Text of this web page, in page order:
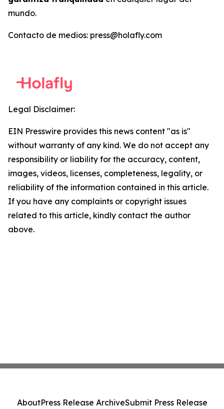
mundo.
Contacto de medios: press@holafly.com
Legal Disclaimer:
EIN Presswire provides this news content "as is"
without warranty of any kind. We do not accept any
responsibility or liability for the accuracy, content,
images, videos, licenses, completeness, legality, or
reliability of the information contained in this article.
If you have any complaints or copyright issues
related to this article, kindly contact the author
above.
AboutPress Release ArchiveSubmit Press Release